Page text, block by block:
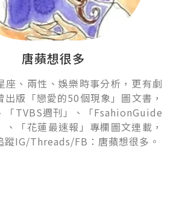
唐蘋想很多
座、兩性、娛樂時事分析，更有劇
出版「戀愛的50個現象」圖文書，
「TVBS週刊」、「FsahionGuide
、「花蓮最速報」專欄圖文連載，
蹤IG/Threads/FB：唐蘋想很多。